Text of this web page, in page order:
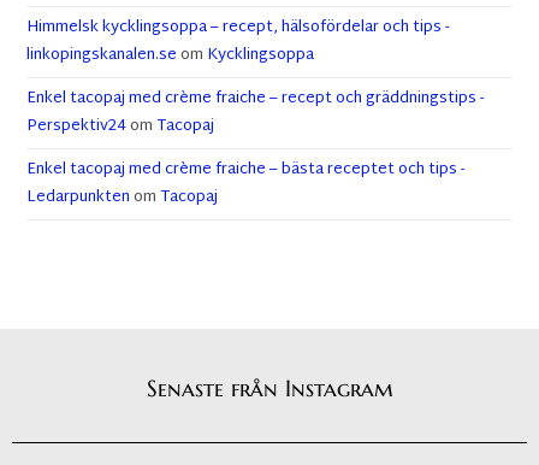
Himmelsk kycklingsoppa – recept, hälsofördelar och tips -
linkopingskanalen.seom Kycklingsoppa
Enkel tacopaj med crème fraiche – recept och gräddningstips -
Perspektiv24omTacopaj
Enkel tacopaj med crème fraiche – bästa receptet och tips -
LedarpunktenomTacopaj
Senaste från Instagram